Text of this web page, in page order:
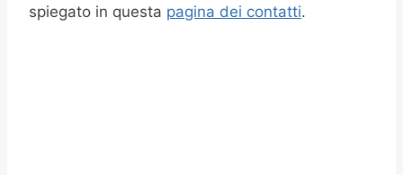
spiegato in questa pagina dei contatti.